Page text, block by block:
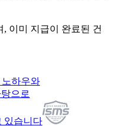
이미 지급이 완료된 건
하우와
으로
있습니다